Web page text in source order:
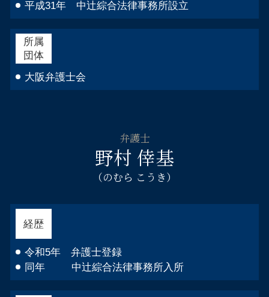
平成31年 中辻綜合法律事務所設立
所属
団体
大阪弁護士会
弁護士
野村 倖基
（のむら こうき）
経歴
令和5年 弁護士登録
同年 中辻綜合法律事務所入所